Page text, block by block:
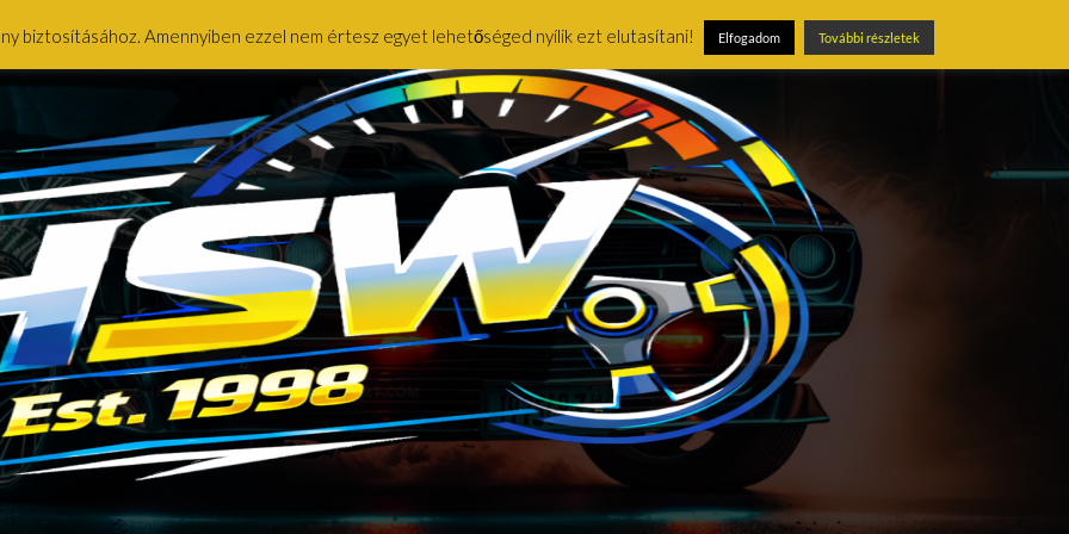
biztosításához. Amennyiben ezzel nem értesz egyet lehetőséged nyílik ezt elutasítani! Elfogadom További részletek